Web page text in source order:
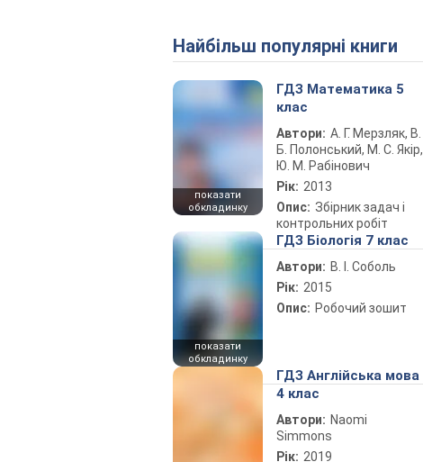
Найбільш популярні книги
показати
обкладинку
ГДЗ Математика 5
клас
Автори: А. Г. Мерзляк, В.
Б. Полонський, М. С. Якір,
Ю. М. Рабінович
Рік: 2013
Опис: Збірник задач і
контрольних робіт
показати
обкладинку
ГДЗ Біологія 7 клас
Автори: В. І. Соболь
Рік: 2015
Опис: Робочий зошит
ГДЗ Англійська мова
4 клас
Автори: Naomi
Simmons
Рік: 2019